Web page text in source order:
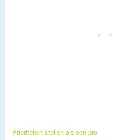
Prioriteiten stellen als een pro